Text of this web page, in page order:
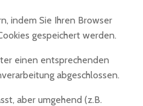
indem Sie Ihren Browser
gespeichert werden.
einen entsprechenden
abgeschlossen.
aber umgehend (z.B.